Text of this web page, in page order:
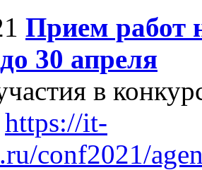
Прием работ
30 апреля
в
https://it-
conf2021/